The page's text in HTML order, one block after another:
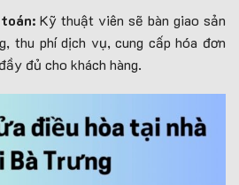
Kỹ thuật viên sẽ bàn giao sản
thu phí dịch vụ, cung cấp hóa đơn
đủ cho khách hàng.